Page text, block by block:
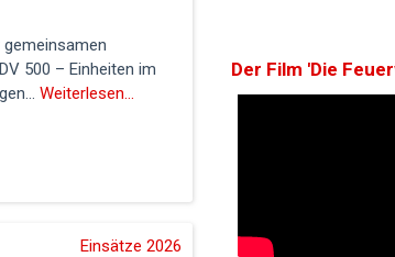
500 – Einheiten im
Weiterlesen...
Einsätze 2026
Der Film 'Die